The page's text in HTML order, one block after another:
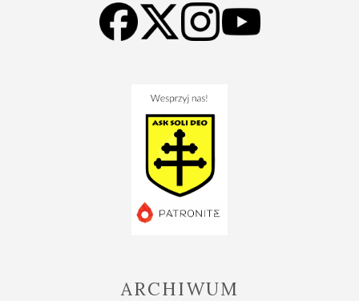
ARCHIWUM